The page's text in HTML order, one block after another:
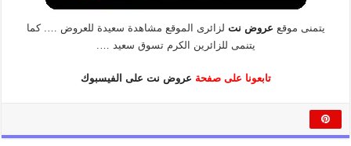
يتمنى موقع عروض نتلزائرى الموقع مشاهدة سعيدة للعروض …. كما
يتنمى للزائرين الكرم تسوق سعيد ….
تابعونا على صفحة عروض نت على الفيسبوك